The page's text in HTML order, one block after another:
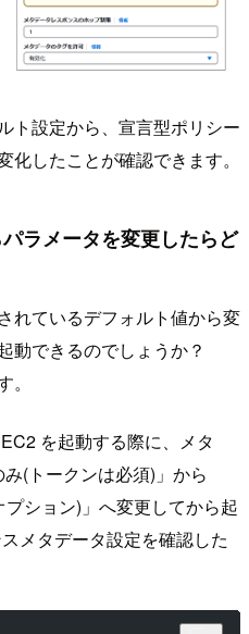
ト設定から、宣言型ポリシー
したことが確認できます。
ラメータを変更したらど
れているデフォルト値から変
動できるのでしょうか？
を起動する際に、メタ
(トークンは必須)」から
プション)」へ変更してから起
メタデータ設定を確認した